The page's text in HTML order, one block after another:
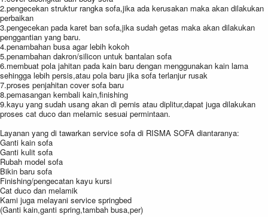
2.pengecekan struktur rangka sofa,jika ada kerusakan maka akan dilakukan
perbaikan
3.pengecekan pada karet ban sofa,jika sudah getas maka akan dilakukan
penggantian yang baru.
4.penambahan busa agar lebih kokoh
5.penambahan dakron/silicon untuk bantalan sofa
6.membuat pola jahitan pada kain baru dengan menggunakan kain lama
sehingga lebih persis,atau pola baru jika sofa terlanjur rusak
7.proses penjahitan cover sofa baru
8.pemasangan kembali kain,finishing
9.kayu yang sudah usang akan di pernis atau diplitur,dapat juga dilakukan
proses cat duco dan melamic sesuai permintaan.
Layanan yang di tawarkan service sofa di RISMA SOFA diantaranya:
Ganti kain sofa
Ganti kulit sofa
Rubah model sofa
Bikin baru sofa
Finishing/pengecatan kayu kursi
Cat duco dan melamik
Kami juga melayani service springbed
(Ganti kain,ganti spring,tambah busa,per)